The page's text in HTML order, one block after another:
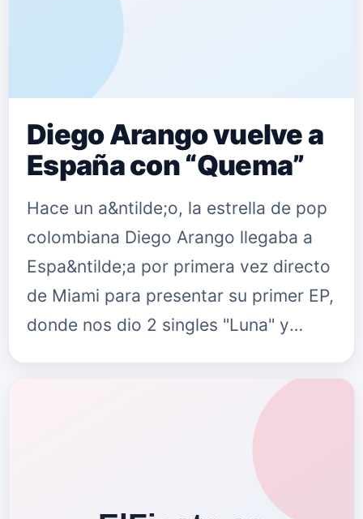
link. Rosario Flores, cantante,
compositora y actriz, R…
Diego Arango vuelve a
España con “Quema”
Hace un a&ntilde;o, la estrella de pop
colombiana Diego Arango llegaba a
Espa&ntilde;a por primera vez directo
de Miami para presentar su primer EP,
donde nos dio 2 singles "Luna" y